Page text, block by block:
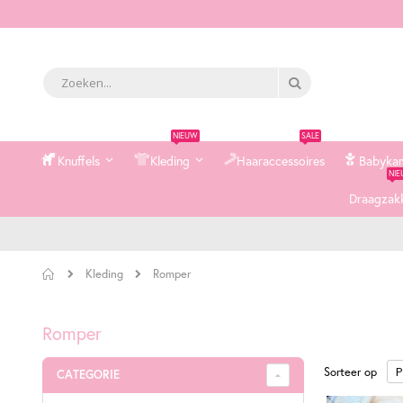
Knuffels Kleding
NIEUW
Haaraccessoires
SALE
HomeKleding Romper
Romper
Sorteer op
CATEGORIE